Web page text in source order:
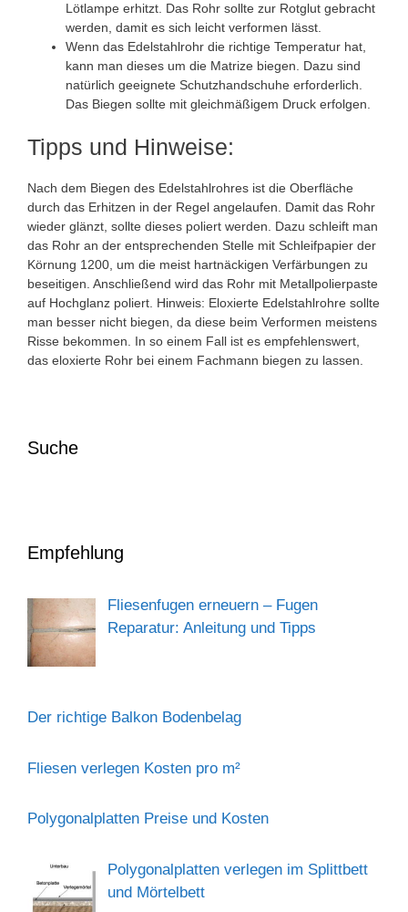
Lötlampe erhitzt. Das Rohr sollte zur Rotglut gebracht
werden, damit es sich leicht verformen lässt.
Wenn das Edelstahlrohr die richtige Temperatur hat,
kann man dieses um die Matrize biegen. Dazu sind
natürlich geeignete Schutzhandschuhe erforderlich.
Das Biegen sollte mit gleichmäßigem Druck erfolgen.
Tipps und Hinweise:
Nach dem Biegen des Edelstahlrohres ist die Oberfläche
durch das Erhitzen in der Regel angelaufen. Damit das Rohr
wieder glänzt, sollte dieses poliert werden. Dazu schleift man
das Rohr an der entsprechenden Stelle mit Schleifpapier der
Körnung 1200, um die meist hartnäckigen Verfärbungen zu
beseitigen. Anschließend wird das Rohr mit Metallpolierpaste
auf Hochglanz poliert. Hinweis: Eloxierte Edelstahlrohre sollte
man besser nicht biegen, da diese beim Verformen meistens
Risse bekommen. In so einem Fall ist es empfehlenswert,
das eloxierte Rohr bei einem Fachmann biegen zu lassen.
Suche
Empfehlung
Fliesenfugen erneuern – Fugen
Reparatur: Anleitung und Tipps
Der richtige Balkon Bodenbelag
Fliesen verlegen Kosten pro m²
Polygonalplatten Preise und Kosten
Polygonalplatten verlegen im Splittbett
und Mörtelbett